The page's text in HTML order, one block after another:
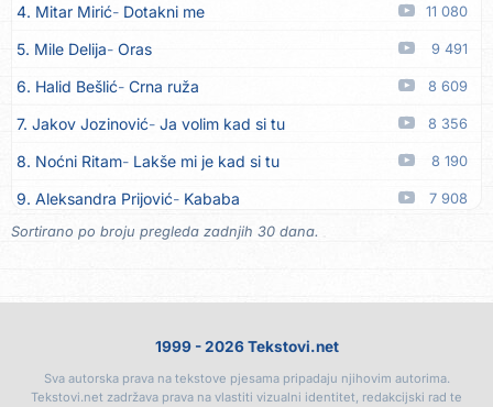
15. Rusko Richie Bila si, bila 06.08
16. Rusko Richie Ti i ja 06.08
17. Azra Husarkić Ako treba 06.08
18. Azra Husarkić Ljubavnice 06.08
19. Azra Husarkić Zakon jačeg 06.08
20. Azra Husarkić Premalo 06.08
21. Azra Husarkić Omađijana
Oče i majko
25. Azra Husarkić Malo ja, malo ti 06.08
4. Mitar Mirić Dotakni me 11 080
5. Mile Delija Oras 9 491
6. Halid Bešlić Crna ruža 8 609
7. Jakov Jozinović Ja volim kad si tu 8 356
8. Noćni Ritam Lakše mi je kad si tu 8 190
9. Aleksandra Prijović Kababa 7 908
10. Halid Bešlić Ljiljani
Rekla si mi
14. Karlo! Mon amour 6 407
Sortirano po broju pregleda zadnjih 30 dana.
1999 - 2026 Tekstovi.net
Sva autorska prava na tekstove pjesama pripadaju njihovim autorima.
Tekstovi.net zadržava prava na vlastiti vizualni identitet, redakcijski rad te